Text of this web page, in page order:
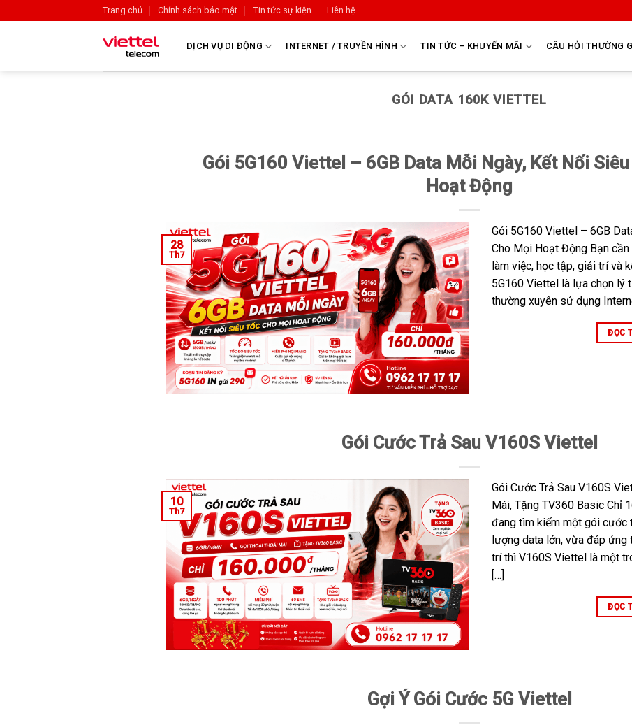
Trang chủ Chính sách bảo mật Tin tức sự kiện Liên hệ
DỊCH VỤ DI ĐỘNG INTERNET / TRUYỀN HÌNH TIN TỨC – KHUYẾN MÃI CÂU HỎI THƯỜNG
GÓI DATA 160K VIETTEL
Gói 5G160 Viettel – 6GB Data Mỗi Ngày, Kết Nối
Hoạt Động
28
Th7
Gói 5G160 Viettel – 6GB
Cho Mọi Hoạt Động Bạn
làm việc, học tập, giải trí và
5G160 Viettel là lựa chọn lý
thường xuyên sử dụng
ĐỌC
Gói Cước Trả Sau V160S Viettel
10
Th7
Gói Cước Trả Sau V160S
Mái, Tặng TV360 Basic Chỉ
đang tìm kiếm một gói cước
lượng data lớn, vừa đáp
trí thì V160S Viettel là một
[…]
ĐỌC
Gợi Ý Gói Cước 5G Viettel